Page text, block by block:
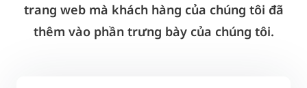
trang web mà khách hàng của chúng tôi đã
thêm vào phần trưng bày của chúng tôi.